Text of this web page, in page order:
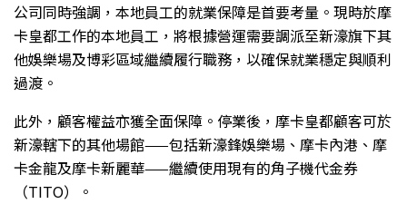
公司同時強調，本地員工的就業保障是首要考量。現時於摩
卡皇都工作的本地員工，將根據營運需要調派至新濠旗下其
他娛樂場及博彩區域繼續履行職務，以確保就業穩定與順利
過渡。
此外，顧客權益亦獲全面保障。停業後，摩卡皇都顧客可於
新濠轄下的其他場館——包括新濠鋒娛樂場、摩卡內港、摩
卡金龍及摩卡新麗華——繼續使用現有的角子機代金券
（TITO）。